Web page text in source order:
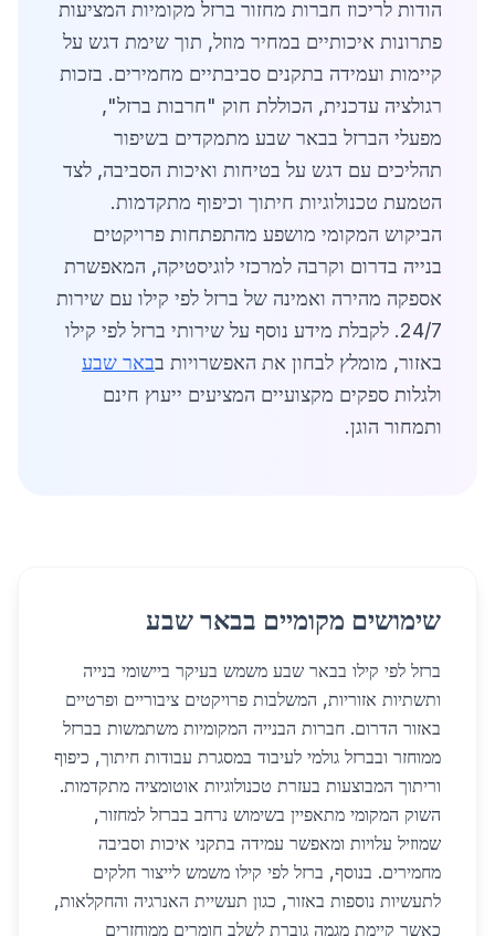
הודות לריכוז חברות מחזור ברזל מקומיות המציעות
פתרונות איכותיים במחיר מוזל, תוך שימת דגש על
קיימות ועמידה בתקנים סביבתיים מחמירים. בזכות
רגולציה עדכנית, הכוללת חוק "חרבות ברזל",
מפעלי הברזל בבאר שבע מתמקדים בשיפור
תהליכים עם דגש על בטיחות ואיכות הסביבה, לצד
הטמעת טכנולוגיות חיתוך וכיפוף מתקדמות.
הביקוש המקומי מושפע מהתפתחות פרויקטים
בנייה בדרום וקרבה למרכזי לוגיסטיקה, המאפשרת
אספקה מהירה ואמינה של ברזל לפי קילו עם שירות
24/7. לקבלת מידע נוסף על שירותי ברזל לפי קילו
באזור, מומלץ לבחון את האפשרויות בבאר שבע
ולגלות ספקים מקצועיים המציעים ייעוץ חינם
ותמחור הוגן.
שימושים מקומיים בבאר שבע
ברזל לפי קילו בבאר שבע משמש בעיקר ביישומי בנייה
ותשתיות אזוריות, המשלבות פרויקטים ציבוריים ופרטיים
באזור הדרום. חברות הבנייה המקומיות משתמשות בברזל
ממוחזר ובברזל גולמי לעיבוד במסגרת עבודות חיתוך, כיפוף
וריתוך המבוצעות בעזרת טכנולוגיות אוטומציה מתקדמות.
השוק המקומי מתאפיין בשימוש נרחב בברזל למחזור,
שמוזיל עלויות ומאפשר עמידה בתקני איכות וסביבה
מחמירים. בנוסף, ברזל לפי קילו משמש לייצור חלקים
לתעשיות נוספות באזור, כגון תעשיית האנרגיה והחקלאות,
כאשר קיימת מגמה גוברת לשלב חומרים ממוחזרים